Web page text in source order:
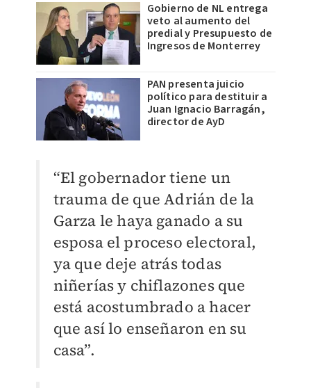
Gobierno de NL entrega
veto al aumento del
predial y Presupuesto de
Ingresos de Monterrey
PAN presenta juicio
político para destituir a
Juan Ignacio Barragán,
director de AyD
“El gobernador tiene un
trauma de que Adrián de la
Garza le haya ganado a su
esposa el proceso electoral,
ya que deje atrás todas
niñerías y chiflazones que
está acostumbrado a hacer
que así lo enseñaron en su
casa”.